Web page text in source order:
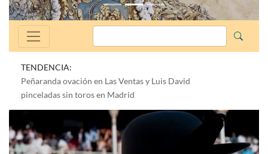
TENDENCIA:
Peñaranda ovación en Las Ventas y Luis David
pinceladas sin toros en Madrid